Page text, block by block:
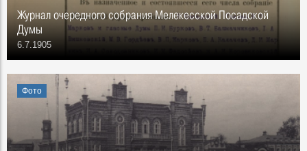
Журнал очередного собрания Мелекесской Посадской
Думы
6.7.1905
Фото